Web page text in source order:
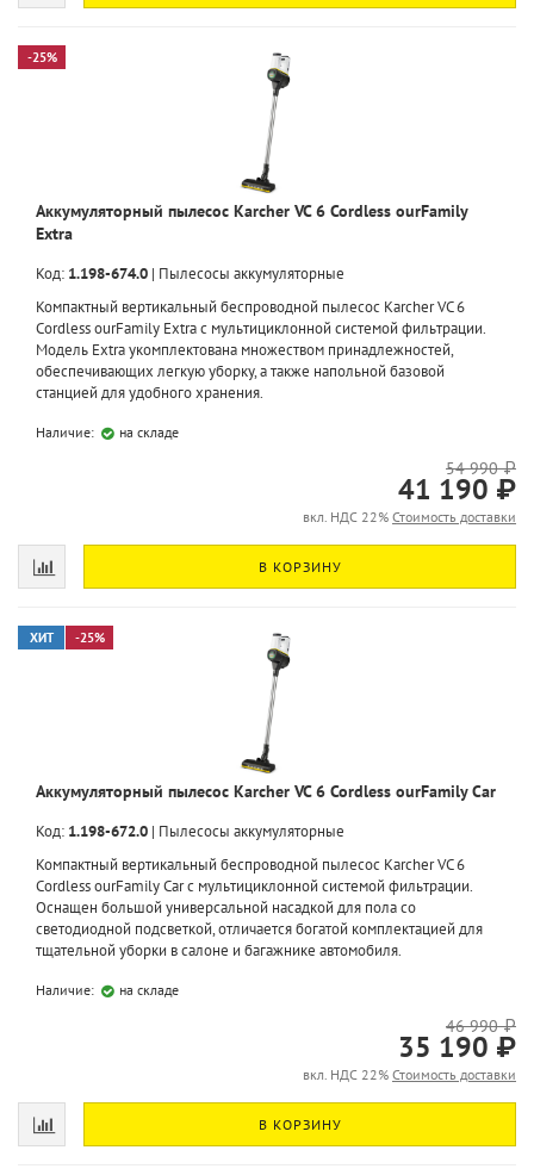
-25%
Аккумуляторный пылесос Karcher VC 6 Cordless ourFamily
Extra
Код: 1.198-674.0 | Пылесосы аккумуляторные
Компактный вертикальный беспроводной пылесос Karcher VC 6
Cordless ourFamily Extra с мультициклонной системой фильтрации.
Модель Extra укомплектована множеством принадлежностей,
обеспечивающих легкую уборку, а также напольной базовой
станцией для удобного хранения.
Наличие: на складе
54 990 ₽
41 190 ₽
вкл. НДС 22% Стоимость доставки
В КОРЗИНУ
ХИТ -25%
Аккумуляторный пылесос Karcher VC 6 Cordless ourFamily Car
Код: 1.198-672.0 | Пылесосы аккумуляторные
Компактный вертикальный беспроводной пылесос Karcher VC 6
Cordless ourFamily Car с мультициклонной системой фильтрации.
Оснащен большой универсальной насадкой для пола со
светодиодной подсветкой, отличается богатой комплектацией для
тщательной уборки в салоне и багажнике автомобиля.
Наличие: на складе
46 990 ₽
35 190 ₽
вкл. НДС 22% Стоимость доставки
В КОРЗИНУ